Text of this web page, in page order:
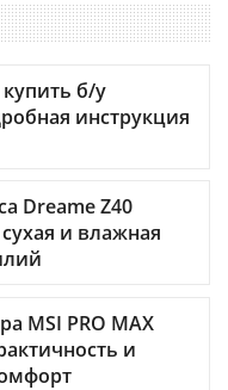
б/у
инструкция
Dreame Z40
и влажная
MSI PRO MAX
и